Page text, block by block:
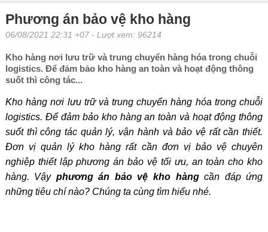
Phương án bảo vệ kho hàng
06/08/2021 22:31 +07 - Lượt xem: 96214
Kho hàng nơi lưu trữ và trung chuyển hàng hóa trong chuỗi
logistics. Để đảm bảo kho hàng an toàn và hoạt động thông
suốt thì công tác...
Kho hàng nơi lưu trữ và trung chuyển hàng hóa trong chuỗi
logistics. Để đảm bảo kho hàng an toàn và hoạt động thông
suốt thì công tác quản lý, vận hành và bảo vệ rất cần thiết.
Đơn vị quản lý kho hàng rất cần đơn vị bảo vệ chuyên
nghiệp thiết lập phương án bảo vệ tối ưu, an toàn cho kho
hàng. Vậy phương án bảo vệ kho hàngcần đáp ứng
những tiêu chí nào? Chúng ta cùng tìm hiểu nhé.